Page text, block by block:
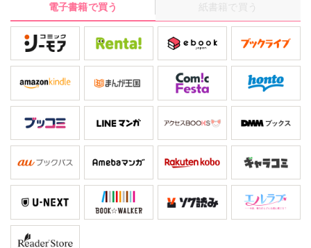
い、触りたい』、千代古レイト先生『ネクタイ外しは上司の権
利』
電子書籍で買う 紙書籍で買う